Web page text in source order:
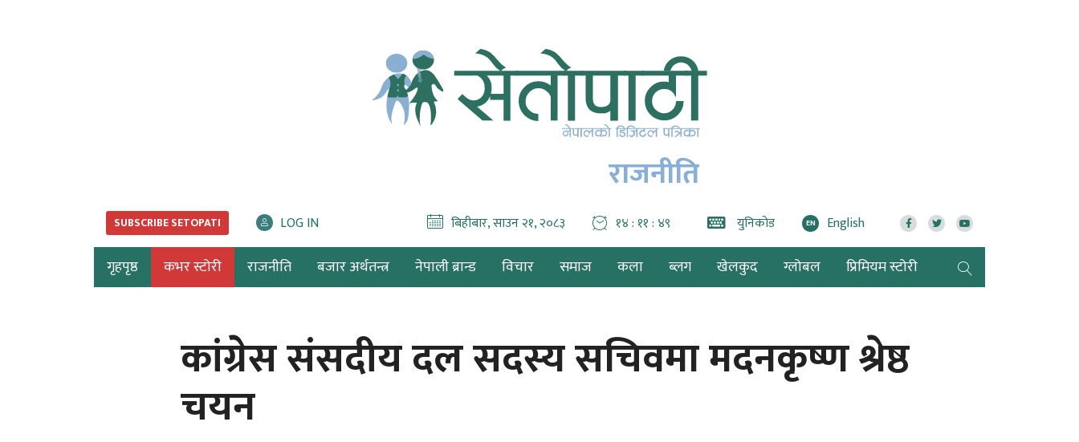
राजनीति
SUBSCRIBE SETOPATI LOG IN बिहीबार, साउन २१, २०८३ १४ : ११ : ५१ युनिकोड EN English
गृहपृष्ठ कभर स्टोरी राजनीति बजार अर्थतन्त्र नेपाली ब्रान्ड विचार समाज कला ब्लग खेलकुद ग्लोबल प्रिमियम स्टोरी
कांग्रेस संसदीय दल सदस्य सचिवमा मदनकृष्ण श्रेष्ठ
चयन